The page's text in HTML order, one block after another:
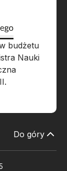
budżetu
Nauki
Do góry